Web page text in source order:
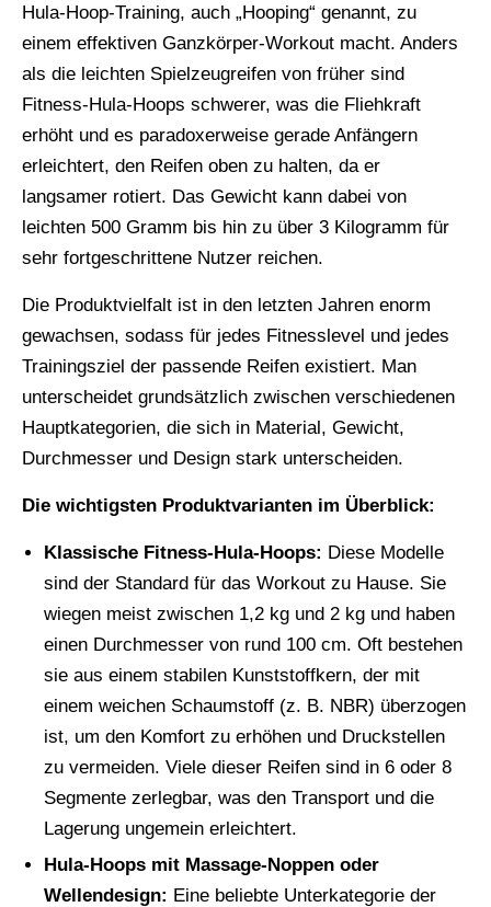
Hula-Hoop-Training, auch „Hooping“ genannt, zu
einem effektiven Ganzkörper-Workout macht. Anders
als die leichten Spielzeugreifen von früher sind
Fitness-Hula-Hoops schwerer, was die Fliehkraft
erhöht und es paradoxerweise gerade Anfängern
erleichtert, den Reifen oben zu halten, da er
langsamer rotiert. Das Gewicht kann dabei von
leichten 500 Gramm bis hin zu über 3 Kilogramm für
sehr fortgeschrittene Nutzer reichen.
Die Produktvielfalt ist in den letzten Jahren enorm
gewachsen, sodass für jedes Fitnesslevel und jedes
Trainingsziel der passende Reifen existiert. Man
unterscheidet grundsätzlich zwischen verschiedenen
Hauptkategorien, die sich in Material, Gewicht,
Durchmesser und Design stark unterscheiden.
Die wichtigsten Produktvarianten im Überblick:
Klassische Fitness-Hula-Hoops: Diese Modelle
sind der Standard für das Workout zu Hause. Sie
wiegen meist zwischen 1,2 kg und 2 kg und haben
einen Durchmesser von rund 100 cm. Oft bestehen
sie aus einem stabilen Kunststoffkern, der mit
einem weichen Schaumstoff (z. B. NBR) überzogen
ist, um den Komfort zu erhöhen und Druckstellen
zu vermeiden. Viele dieser Reifen sind in 6 oder 8
Segmente zerlegbar, was den Transport und die
Lagerung ungemein erleichtert.
Hula-Hoops mit Massage-Noppen oder
Wellendesign: Eine beliebte Unterkategorie der